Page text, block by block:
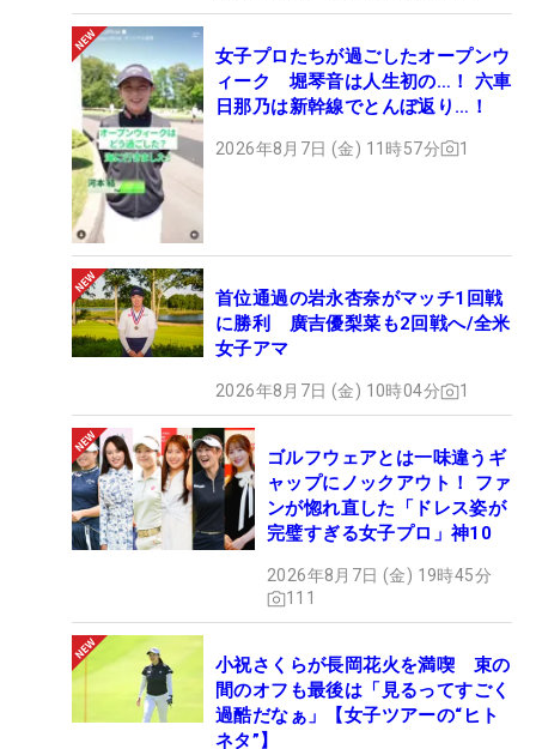
女子プロたちが過ごしたオープンウ
ィーク 堀琴音は人生初の…！ 六車
日那乃は新幹線でとんぼ返り…！
2026年8月7日 (金) 11時57分 1
首位通過の岩永杏奈がマッチ1回戦
に勝利 廣吉優梨菜も2回戦へ/全米
女子アマ
2026年8月7日 (金) 10時04分 1
ゴルフウェアとは一味違うギ
ャップにノックアウト！ ファ
ンが惚れ直した「ドレス姿が
完璧すぎる女子プロ」神10
2026年8月7日 (金) 19時45分
111
小祝さくらが長岡花火を満喫 束の
間のオフも最後は「見るってすごく
過酷だなぁ」【女子ツアーの“ヒト
ネタ”】